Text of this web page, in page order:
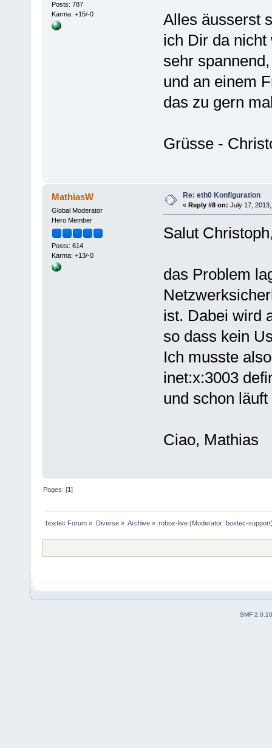
Posts: 787
Karma: +15/-0
Alles äusserst
ich Dir da nicht
sehr
und an einem
das zu gern
Grüsse -
MathiasW
Global Moderator
Hero Member
Posts: 614
Karma: +13/-0
Re: eth0 Konfiguration
« Reply #8 on: July 17,
Salut
das Problem
ist. Dabei wird
so dass kein
Ich musste
inet:x:3003
und schon
Ciao, Mathias
Pages: [1]
boxtec Forum » Diverse» Archive» robox-live (Moderator:boxtec-support
SMF 2.0.16